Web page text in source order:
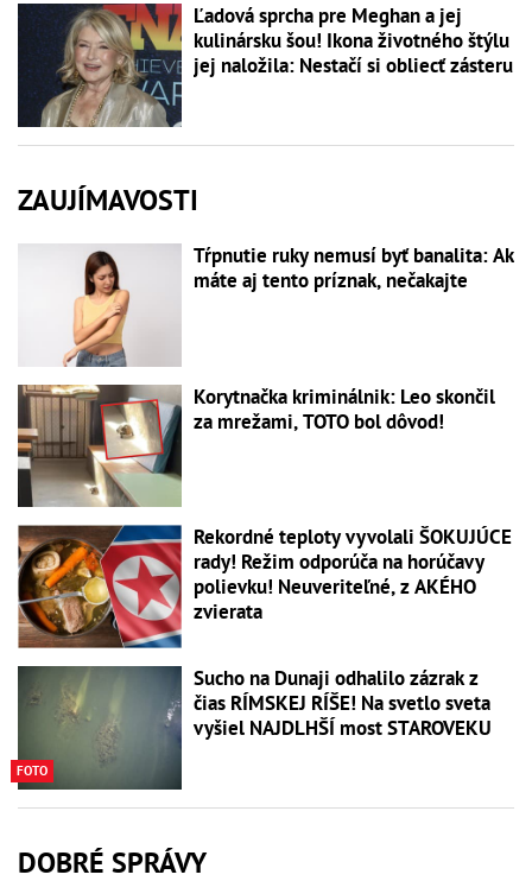
Ľadová sprcha pre Meghan a jej
kulinársku šou! Ikona životného štýlu
jej naložila: Nestačí si obliecť zásteru
ZAUJÍMAVOSTI
Tŕpnutie ruky nemusí byť banalita: Ak
máte aj tento príznak, nečakajte
Korytnačka kriminálnik: Leo skončil
za mrežami, TOTO bol dôvod!
Rekordné teploty vyvolali ŠOKUJÚCE
rady! Režim odporúča na horúčavy
polievku! Neuveriteľné, z AKÉHO
zvierata
FOTO
Sucho na Dunaji odhalilo zázrak z
čias RÍMSKEJ RÍŠE! Na svetlo sveta
vyšiel NAJDLHŠÍ most STAROVEKU
DOBRÉ SPRÁVY